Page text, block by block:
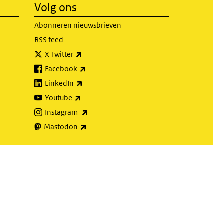
Volg ons
Abonneren nieuwsbrieven
RSS feed
X Twitter
Facebook
LinkedIn
Youtube
Instagram
Mastodon